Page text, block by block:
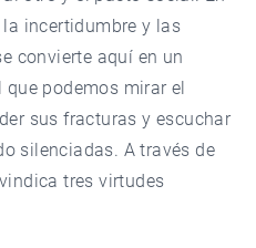
incertidumbre y las
convierte aquí en un
podemos mirar el
sus fracturas y escuchar
silenciadas. A través de
tres virtudes